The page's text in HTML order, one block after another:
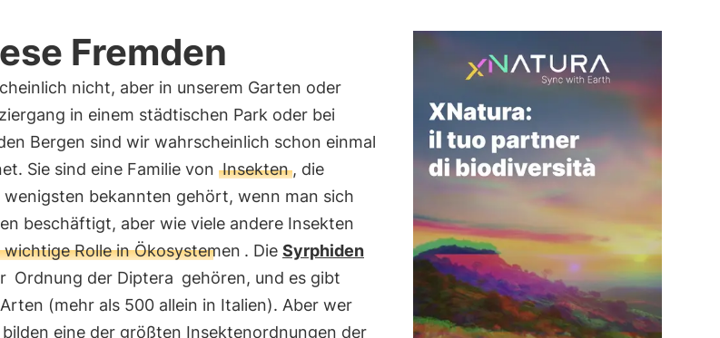
Fremden
nicht, aber in unserem Garten oder
in einem städtischen Park oder bei
Bergen sind wir wahrscheinlich schon einmal
Sie sind eine Familie von Insekten, die
wenigsten bekannten gehört, wenn man sich
beschäftigt, aber wie viele andere Insekten
wichtige Rolle in Ökosystemen . Die Syrphiden
Ordnung der Diptera gehören, und es gibt
(mehr als 500 allein in Italien). Aber wer
bilden eine der größten Insektenordnungen der